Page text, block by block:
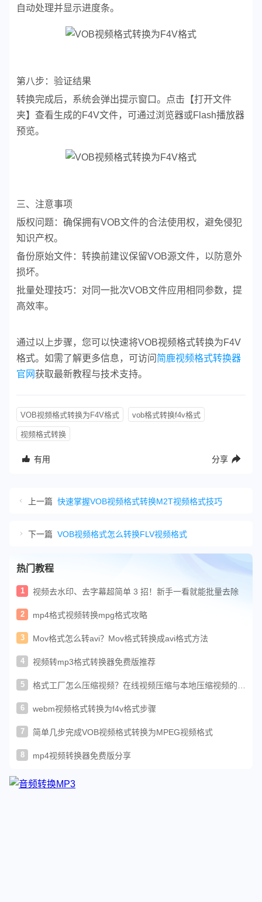
自动处理并显示进度条。
第八步：验证结果
转换完成后，系统会弹出提示窗口。点击【打开文件
夹】查看生成的F4V文件，可通过浏览器或Flash播放器
预览。
三、注意事项
版权问题：确保拥有VOB文件的合法使用权，避免侵犯
知识产权。
备份原始文件：转换前建议保留VOB源文件，以防意外
损坏。
批量处理技巧：对同一批次VOB文件应用相同参数，提
高效率。
通过以上步骤，您可以快速将VOB视频格式转换为F4V
格式。如需了解更多信息，可访问 简鹿视频格式转换器
官网获取最新教程与技术支持。
VOB视频格式转换为F4V格式 vob格式转换f4v格式
视频格式转换
有用 分享
上一篇 快速掌握VOB视频格式转换M2T视频格式技巧
下一篇 VOB视频格式怎么转换FLV视频格式
热门教程
1 视频去水印、去字幕超简单 3 招！新手一看就能批量去除
2 mp4格式视频转换mpg格式攻略
3 Mov格式怎么转avi？Mov格式转换成avi格式方法
4 视频转mp3格式转换器免费版推荐
5
格式工厂怎么压缩视频？在线视频压缩与本地压缩视频的方
6 webm视频格式转换为f4v格式步骤
7 简单几步完成VOB视频格式转换为MPEG视频格式
8 mp4视频转换器免费版分享